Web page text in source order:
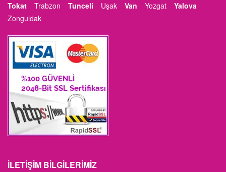
Tokat
Trabzon Tunceli Uşak Van Yozgat
Yalova
Zonguldak
İLETIŞIM BILGILERIMIZ